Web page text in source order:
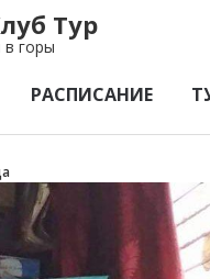
Тур
в горы
РАСПИСАНИЕ